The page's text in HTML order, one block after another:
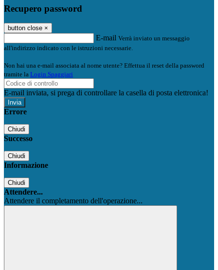
Recupero password
button close ×
E-mail Verrà inviato un messaggio
all'indirizzo indicato con le istruzioni necessarie.
Non hai una e-mail associata al nome utente? Effettua il reset della password
tramite la Login Spaggiari
E-mail inviata, si prega di controllare la casella di posta elettronica!
Errore
Chiudi
Successo
Chiudi
Informazione
Chiudi
Attendere...
Attendere il completamento dell'operazione...